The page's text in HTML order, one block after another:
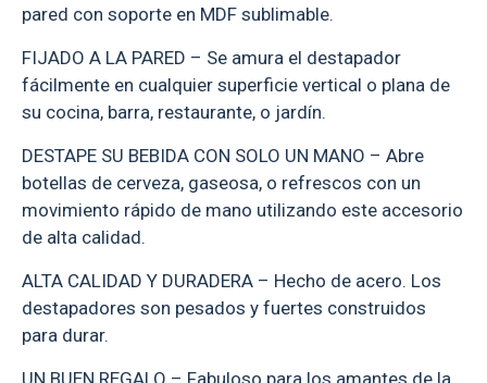
pared con soporte en MDF sublimable.
FIJADO A LA PARED – Se amura el destapador
fácilmente en cualquier superficie vertical o plana de
su cocina, barra, restaurante, o jardín.
DESTAPE SU BEBIDA CON SOLO UN MANO – Abre
botellas de cerveza, gaseosa, o refrescos con un
movimiento rápido de mano utilizando este accesorio
de alta calidad.
ALTA CALIDAD Y DURADERA – Hecho de acero. Los
destapadores son pesados y fuertes construidos
para durar.